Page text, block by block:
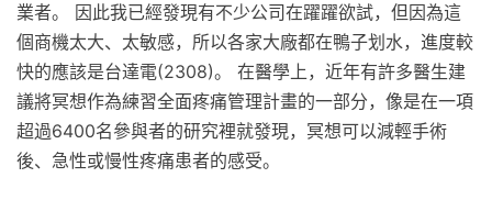
業者。 因此我已經發現有不少公司在躍躍欲試，但因為這
個商機太大、太敏感，所以各家大廠都在鴨子划水，進度較
快的應該是台達電(2308)。 在醫學上，近年有許多醫生建
議將冥想作為練習全面疼痛管理計畫的一部分，像是在一項
超過6400名參與者的研究裡就發現，冥想可以減輕手術
後、急性或慢性疼痛患者的感受。